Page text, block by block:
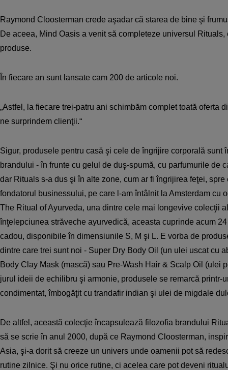
Raymond Cloosterman crede aşadar că starea de bine şi
De aceea, Mind Oasis a venit să completeze universul
produse.
În fiecare an sunt lansate cam 200 de articole noi.
„Astfel, la fiecare trei-patru ani schimbăm complet toată oferta
ne surprindem clienţii.“
Sigur, produsele pentru casă şi cele de îngrijire corporală sunt
brandului - în frunte cu gelul de duş-spumă, cu parfumurile de
dar Rituals s-a dus şi în alte zone, cum ar fi îngrijirea feţei,
fondatorul businessului, pe care l-am întâlnit la Amsterdam cu
The Ritual of Ayurveda, una dintre cele mai longevive colecţii
înţelepciunea străveche ayurvedică, aceasta cuprinde acum
cadou, disponibile în dimensiunile S, M şi L. E vorba de
dintre care trei sunt noi - Super Dry Body Oil (un ulei uscat cu
Body Clay Mask (mască) sau Pre-Wash Hair & Scalp Oil (ulei
jurul ideii de echilibru şi armonie, produsele se remarcă printr-
condimentat, îmbogăţit cu trandafir indian şi ulei de migdale
De altfel, această colecţie încapsulează filozofia brandului
să se scrie în anul 2000, după ce Raymond Cloosterman,
Asia, şi-a dorit să creeze un univers unde oamenii pot să
rutine zilnice. Şi nu orice rutine, ci acelea care pot deveni